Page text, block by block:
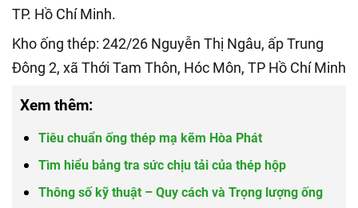
TP. Hồ Chí Minh.
Kho ống thép: 242/26 Nguyễn Thị Ngâu, ấp Trung
Đông 2, xã Thới Tam Thôn, Hóc Môn, TP Hồ Chí Minh
Xem thêm:
Tiêu chuẩn ống thép mạ kẽm Hòa Phát
Tìm hiểu bảng tra sức chịu tải của thép hộp
Thông số kỹ thuật – Quy cách và Trọng lượng ống